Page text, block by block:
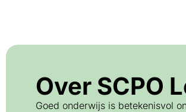
Over SCPO
Goed onderwijs is betekenisvol